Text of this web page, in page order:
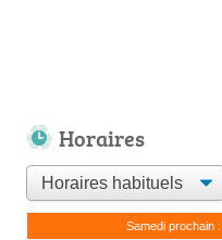
Horaires
Samedi prochain :